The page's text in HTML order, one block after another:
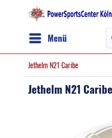
Menü
Jethelm N21 Caribe
Jethelm N21 Caribe